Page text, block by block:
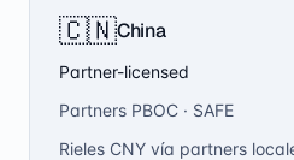
🇨🇳China
Partner-licensed
Partners PBOC · SAFE
Rieles CNY vía partners